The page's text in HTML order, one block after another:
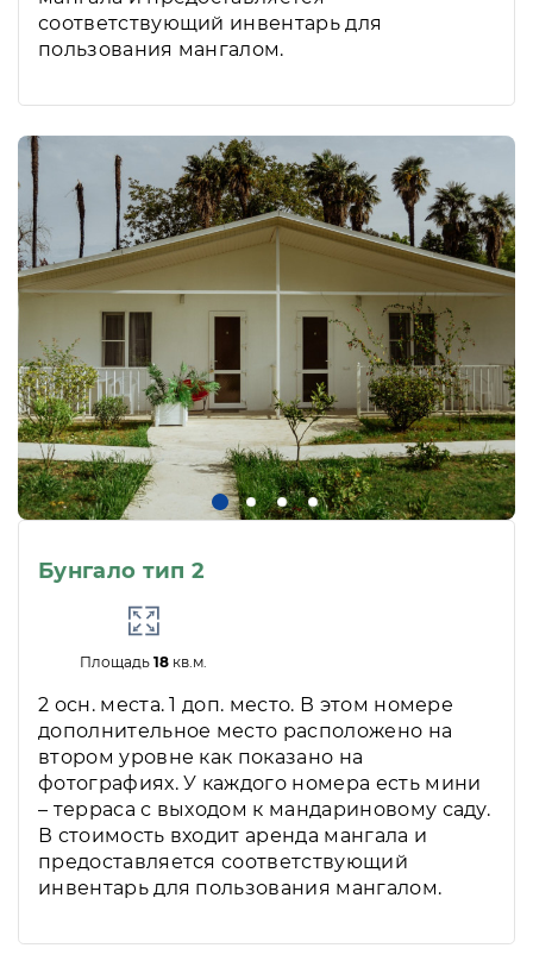
соответствующий инвентарь для
пользования мангалом.
Бунгало тип 2
Площадь18 кв.м.
2 осн. места. 1 доп. место. В этом номере
дополнительное место расположено на
втором уровне как показано на
фотографиях. У каждого номера есть мини
– терраса с выходом к мандариновому саду.
В стоимость входит аренда мангала и
предоставляется соответствующий
инвентарь для пользования мангалом.